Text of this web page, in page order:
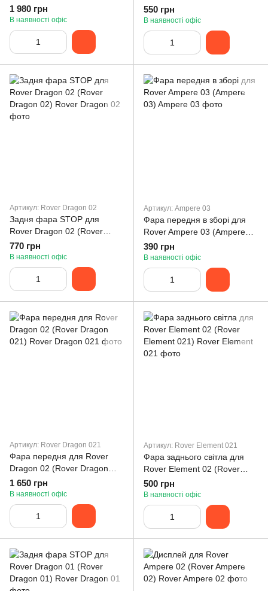
1 980 грн
В наявності офіс
Element 03)
550 грн
В наявності офіс
Артикул: Rover Dragon 02
Задня фара STOP для
Rover Dragon 02 (Rover
Dragon 02)
770 грн
В наявності офіс
Артикул: Ampere 03
Фара передня в зборі для
Rover Ampere 03 (Ampere
03)
390 грн
В наявності офіс
Артикул: Rover Dragon 021
Фара передня для Rover
Dragon 02 (Rover Dragon
021)
1 650 грн
В наявності офіс
Артикул: Rover Element 021
Фара заднього світла для
Rover Element 02 (Rover
Element 021)
500 грн
В наявності офіс